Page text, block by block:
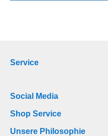
Service
Social Media
Shop Service
Unsere Philosophie